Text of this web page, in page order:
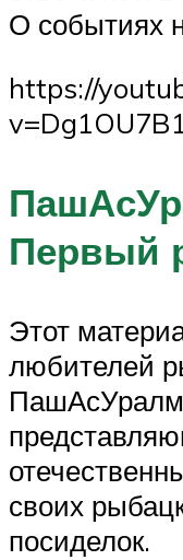
О событиях
https://
Первый
Этот
любителей
своих
посиделок.